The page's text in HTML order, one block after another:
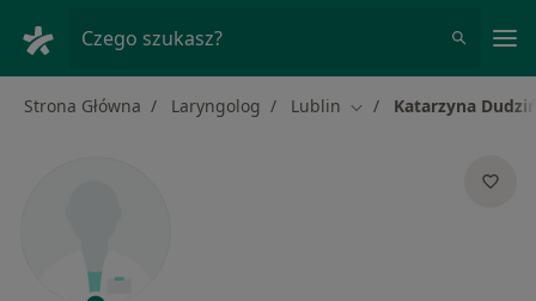
Czego szukasz?
Strona Główna Laryngolog Lublin Zmień miasto
Katarzyna